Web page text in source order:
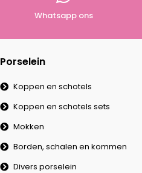
Whatsapp ons
Porselein
Koppen en schotels
Koppen en schotels sets
Mokken
Borden, schalen en kommen
Divers porselein